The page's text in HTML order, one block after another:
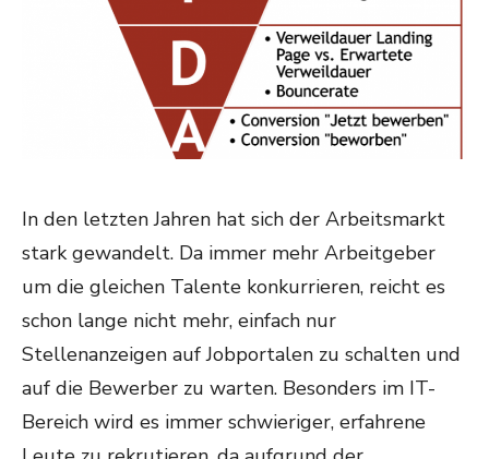
In den letzten Jahren hat sich der Arbeitsmarkt
stark gewandelt. Da immer mehr Arbeitgeber
um die gleichen Talente konkurrieren, reicht es
schon lange nicht mehr, einfach nur
Stellenanzeigen auf Jobportalen zu schalten und
auf die Bewerber zu warten. Besonders im IT-
Bereich wird es immer schwieriger, erfahrene